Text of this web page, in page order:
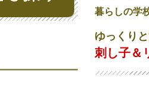
暮らしの学
ゆっくり
刺し子＆